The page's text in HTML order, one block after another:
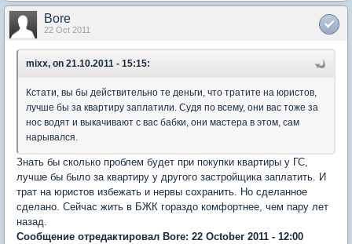
Bore
22 Oct 2011
mixx, on 21.10.2011 - 15:15:
Кстати, вы бы действительно те деньги, что тратите на юристов,
лучше бы за квартиру заплатили. Судя по всему, они вас тоже за
нос водят и выкачивают с вас бабки, они мастера в этом, сам
нарывался.
Знать бы сколько проблем будет при покупки квартиры у ГС,
лучше бы было за квартиру у другого застройщика заплатить. И
трат на юристов избежать и нервы сохранить. Но сделанное
сделано. Сейчас жить в БЖК гораздо комфортнее, чем пару лет
назад.
Сообщение отредактировал Bore: 22 October 2011 - 12:00